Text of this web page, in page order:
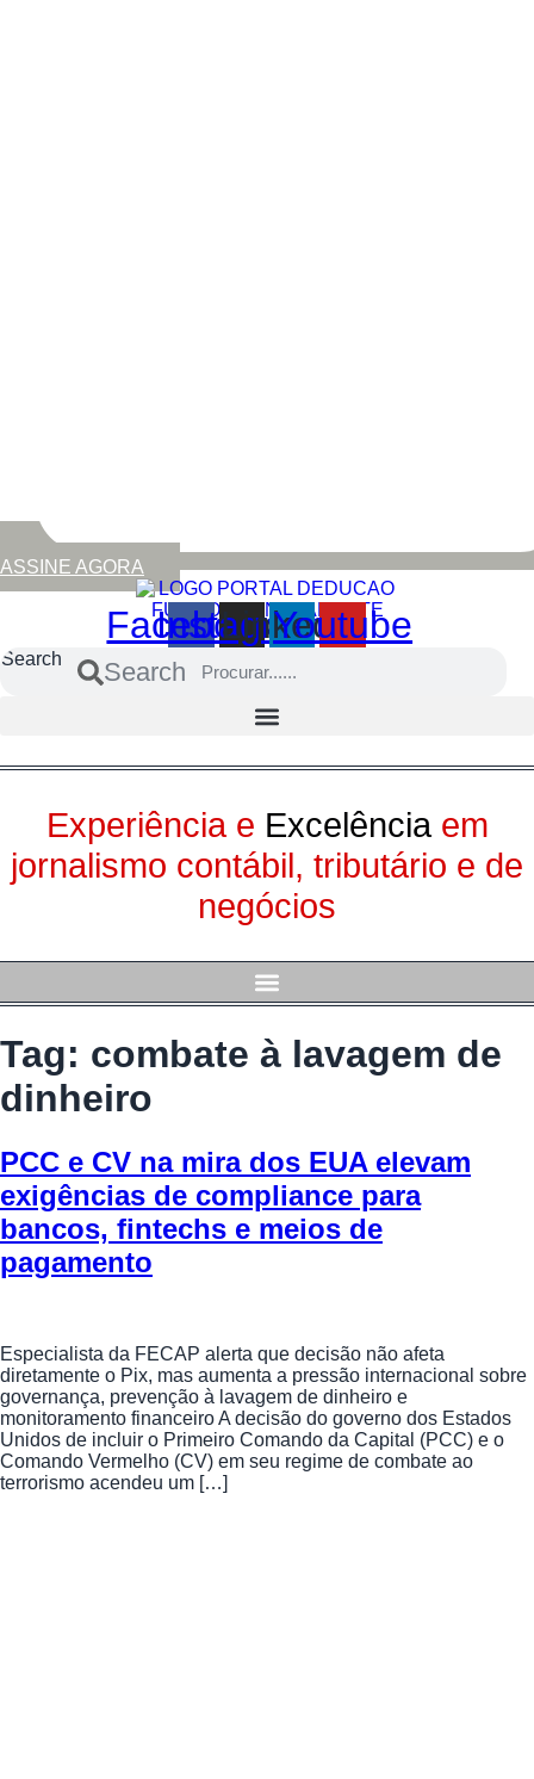
ASSINE AGORA
Facebook
Instagram
Linkedin
Youtube
Search Search
Experiência e Excelência em
jornalismo contábil, tributário e de
negócios
Tag: combate à lavagem de
dinheiro
PCC e CV na mira dos EUA elevam
exigências de compliance para
bancos, fintechs e meios de
pagamento
Especialista da FECAP alerta que decisão não afeta
diretamente o Pix, mas aumenta a pressão internacional sobre
governança, prevenção à lavagem de dinheiro e
monitoramento financeiro A decisão do governo dos Estados
Unidos de incluir o Primeiro Comando da Capital (PCC) e o
Comando Vermelho (CV) em seu regime de combate ao
terrorismo acendeu um […]